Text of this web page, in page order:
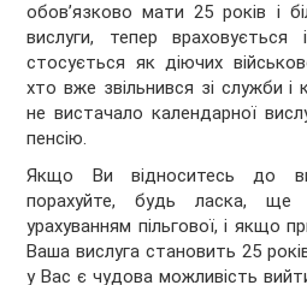
обов’язково мати 25 років і
вислуги, тепер враховується
стосується як діючих
хто вже звільнився зі служби і
не вистачало календарної
пенсію.
Якщо Ви відноситесь до
порахуйте, будь ласка,
урахуванням пільгової, і якщо
Ваша вислуга становить 25
у Вас є чудова можливість